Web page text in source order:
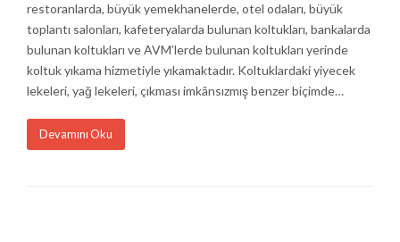
restoranlarda, büyük yemekhanelerde, otel odaları, büyük
toplantı salonları, kafeteryalarda bulunan koltukları, bankalarda
bulunan koltukları ve AVM’lerde bulunan koltukları yerinde
koltuk yıkama hizmetiyle yıkamaktadır. Koltuklardaki yiyecek
lekeleri, yağ lekeleri, çıkması imkânsızmış benzer biçimde…
Devamını Oku